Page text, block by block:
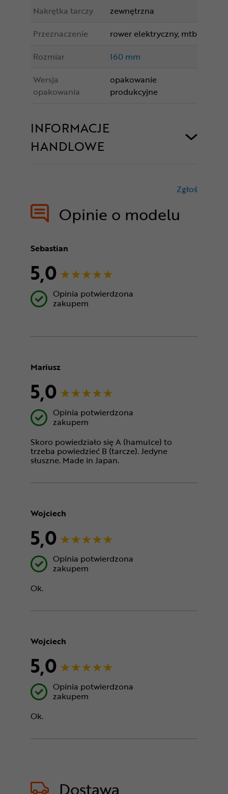
Nakrętka tarczy
zewnętrzna
Przeznaczenie
rower elektryczny, mtb
Rozmiar
160 mm
Wersja
opakowania
opakowanie
produkcyjne
INFORMACJE
HANDLOWE
Opinie o modelu
Zgłoś
Sebastian
5,0
Opinia potwierdzona
zakupem
Mariusz
5,0
Opinia potwierdzona
zakupem
Skoro powiedziało się A (hamulce) to
trzeba powiedzieć B (tarcze). Jedyne
słuszne. Made in Japan.
Wojciech
5,0
Opinia potwierdzona
zakupem
Ok.
Wojciech
5,0
Opinia potwierdzona
zakupem
Ok.
Dostawa